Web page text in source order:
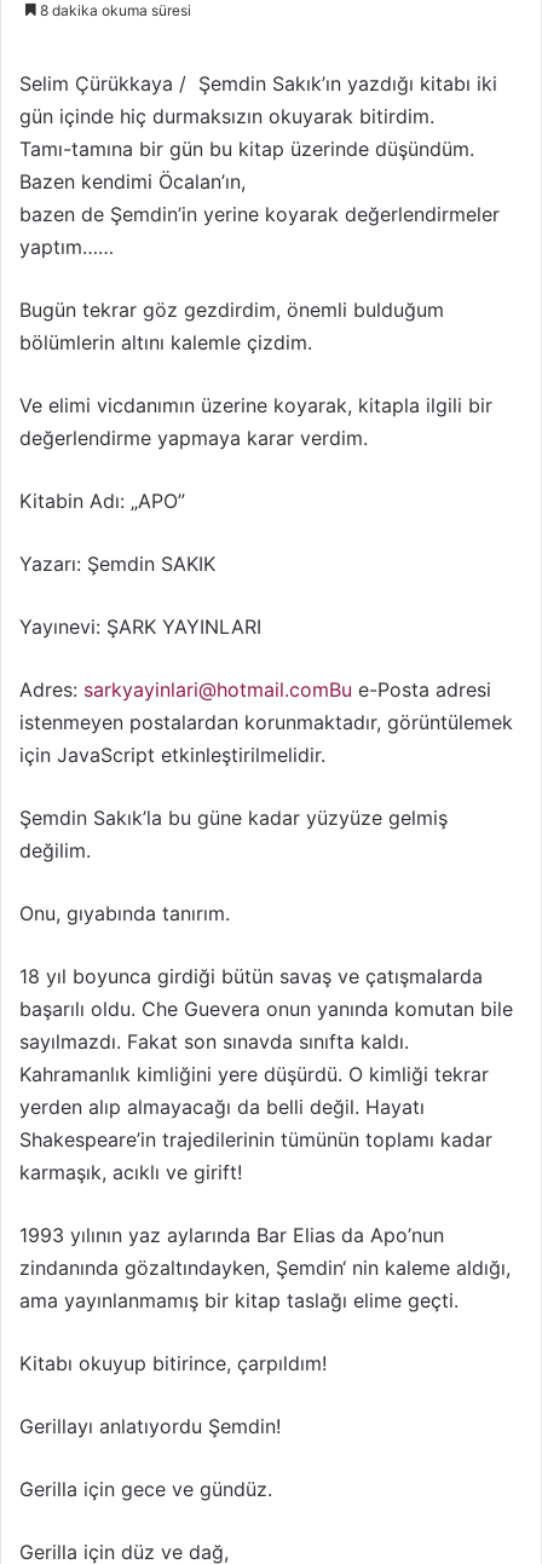
w
o
p
o
g
d
m
8 dakika okuma süresi
Selim Çürükkaya / Şemdin Sakık’ın yazdığı kitabı iki
gün içinde hiç durmaksızın okuyarak bitirdim.
Tamı-tamına bir gün bu kitap üzerinde düşündüm.
Bazen kendimi Öcalan’ın,
bazen de Şemdin’in yerine koyarak değerlendirmeler
yaptım……
Bugün tekrar göz gezdirdim, önemli bulduğum
bölümlerin altını kalemle çizdim.
Ve elimi vicdanımın üzerine koyarak, kitapla ilgili bir
değerlendirme yapmaya karar verdim.
Kitabin Adı: „APO”
Yazarı: Şemdin SAKIK
Yayınevi: ŞARK YAYINLARI
Adres: sarkyayinlari@hotmail.comBu e-Posta adresi
istenmeyen postalardan korunmaktadır, görüntülemek
için JavaScript etkinleştirilmelidir.
Şemdin Sakık’la bu güne kadar yüzyüze gelmiş
değilim.
Onu, gıyabında tanırım.
18 yıl boyunca girdiği bütün savaş ve çatışmalarda
başarılı oldu. Che Guevera onun yanında komutan bile
sayılmazdı. Fakat son sınavda sınıfta kaldı.
Kahramanlık kimliğini yere düşürdü. O kimliği tekrar
yerden alıp almayacağı da belli değil. Hayatı
Shakespeare’in trajedilerinin tümünün toplamı kadar
karmaşık, acıklı ve girift!
1993 yılının yaz aylarında Bar Elias da Apo’nun
zindanında gözaltındayken, Şemdin‘ nin kaleme aldığı,
ama yayınlanmamış bir kitap taslağı elime geçti.
Kitabı okuyup bitirince, çarpıldım!
Gerillayı anlatıyordu Şemdin!
Gerilla için gece ve gündüz.
Gerilla için düz ve dağ,